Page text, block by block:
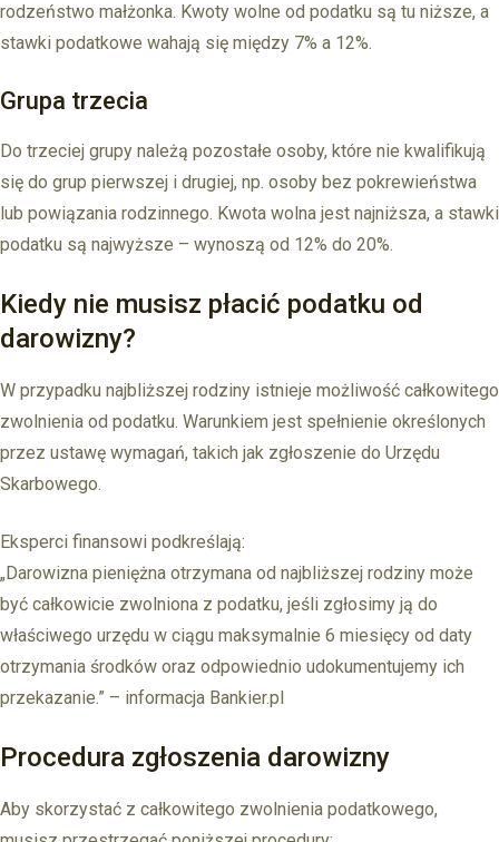
rodzeństwo małżonka. Kwoty wolne od podatku są tu niższe, a
stawki podatkowe wahają się między 7% a 12%.
Grupa trzecia
Do trzeciej grupy należą pozostałe osoby, które nie kwalifikują
się do grup pierwszej i drugiej, np. osoby bez pokrewieństwa
lub powiązania rodzinnego. Kwota wolna jest najniższa, a stawki
podatku są najwyższe – wynoszą od 12% do 20%.
Kiedy nie musisz płacić podatku od
darowizny?
W przypadku najbliższej rodziny istnieje możliwość całkowitego
zwolnienia od podatku. Warunkiem jest spełnienie określonych
przez ustawę wymagań, takich jak zgłoszenie do Urzędu
Skarbowego.
Eksperci finansowi podkreślają:
„Darowizna pieniężna otrzymana od najbliższej rodziny może
być całkowicie zwolniona z podatku, jeśli zgłosimy ją do
właściwego urzędu w ciągu maksymalnie 6 miesięcy od daty
otrzymania środków oraz odpowiednio udokumentujemy ich
przekazanie.” – informacja Bankier.pl
Procedura zgłoszenia darowizny
Aby skorzystać z całkowitego zwolnienia podatkowego,